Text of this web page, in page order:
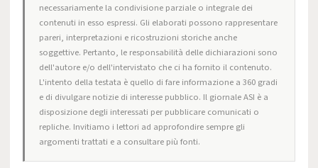
necessariamente la condivisione parziale o integrale dei
contenuti in esso espressi. Gli elaborati possono rappresentare
pareri, interpretazioni e ricostruzioni storiche anche
soggettive. Pertanto, le responsabilità delle dichiarazioni sono
dell'autore e/o dell'intervistato che ci ha fornito il contenuto.
L'intento della testata è quello di fare informazione a 360 gradi
e di divulgare notizie di interesse pubblico. Il giornale ASI è a
disposizione degli interessati per pubblicare comunicati o
repliche. Invitiamo i lettori ad approfondire sempre gli
argomenti trattati e a consultare più fonti.